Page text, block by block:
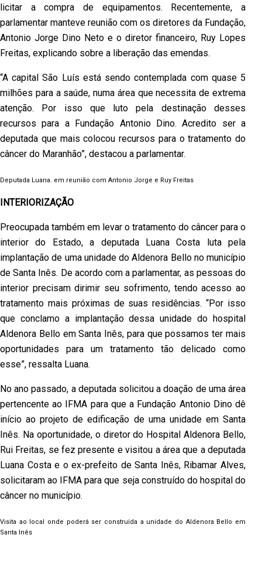
licitar a compra de equipamentos. Recentemente, a
parlamentar manteve reunião com os diretores da Fundação,
Antonio Jorge Dino Neto e o diretor financeiro, Ruy Lopes
Freitas, explicando sobre a liberação das emendas.
“A capital São Luís está sendo contemplada com quase 5
milhões para a saúde, numa área que necessita de extrema
atenção. Por isso que luto pela destinação desses
recursos para a Fundação Antonio Dino. Acredito ser a
deputada que mais colocou recursos para o tratamento do
câncer do Maranhão”, destacou a parlamentar.
Deputada Luana. em reunião com Antonio Jorge e Ruy Freitas
INTERIORIZAÇÃO
Preocupada também em levar o tratamento do câncer para o
interior do Estado, a deputada Luana Costa luta pela
implantação de uma unidade do Aldenora Bello no município
de Santa Inês. De acordo com a parlamentar, as pessoas do
interior precisam dirimir seu sofrimento, tendo acesso ao
tratamento mais próximas de suas residências. “Por isso
que conclamo a implantação dessa unidade do hospital
Aldenora Bello em Santa Inês, para que possamos ter mais
oportunidades para um tratamento tão delicado como
esse”, ressalta Luana.
No ano passado, a deputada solicitou a doação de uma área
pertencente ao IFMA para que a Fundação Antonio Dino dê
início ao projeto de edificação de uma unidade em Santa
Inês. Na oportunidade, o diretor do Hospital Aldenora Bello,
Rui Freitas, se fez presente e visitou a área que a deputada
Luana Costa e o ex-prefeito de Santa Inês, Ribamar Alves,
solicitaram ao IFMA para que seja construído do hospital do
câncer no município.
Visita ao local onde poderá ser construída a unidade do Aldenora Bello em
Santa Inês